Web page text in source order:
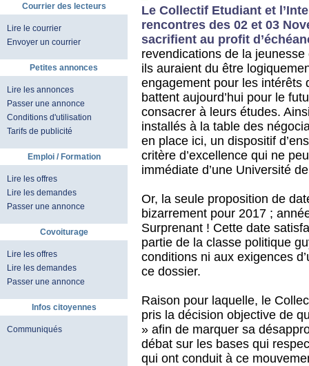
Courrier des lecteurs
Lire le courrier
Envoyer un courrier
Petites annonces
Lire les annonces
Passer une annonce
Conditions d'utilisation
Tarifs de publicité
Emploi / Formation
Lire les offres
Lire les demandes
Passer une annonce
Covoiturage
Lire les offres
Lire les demandes
Passer une annonce
Infos citoyennes
Communiqués
Le Collectif Etudiant et
rencontres des 02 et 03
sacrifient au profit
revendications de la
ils auraient du être
engagement pour les intérêts
battent aujourd’hui pour le
consacrer à leurs études.
installés à la table des
en place ici, un dispositif
critère d’excellence qui ne
immédiate d’une Université
Or, la seule proposition de
bizarrement pour 2017 ;
Surprenant ! Cette date
partie de la classe politique
conditions ni aux exigences
ce dossier.
Raison pour laquelle, le
pris la décision objective de
» afin de marquer sa
débat sur les bases qui
qui ont conduit à ce